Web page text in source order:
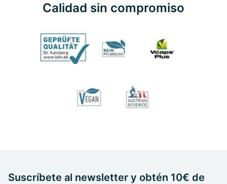
Calidad sin compromiso
Suscríbete al newsletter y obtén 10€ de